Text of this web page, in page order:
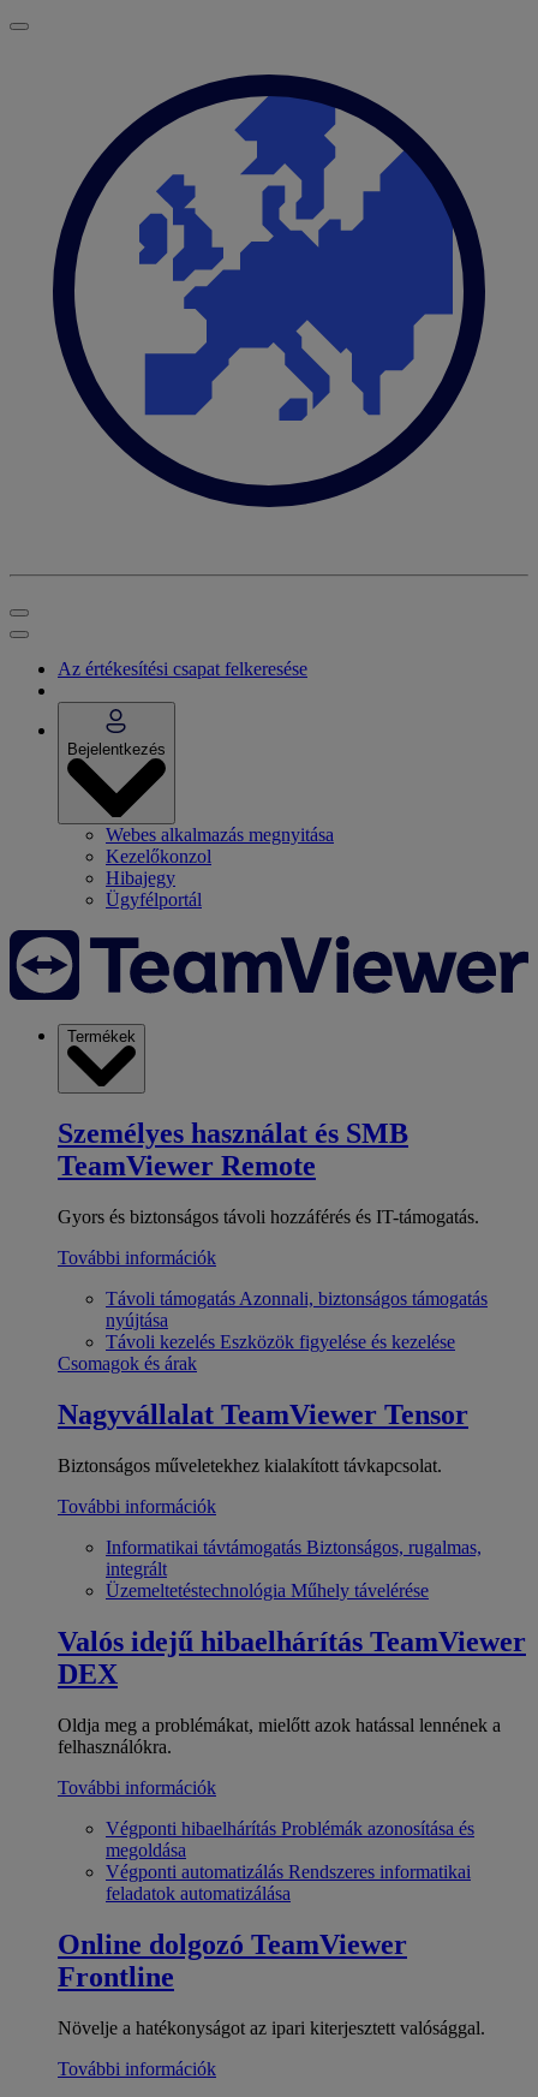
Az értékesítési csapat felkeresése
Bejelentkezés
Webes alkalmazás megnyitása
Kezelőkonzol
Hibajegy
Ügyfélportál
Termékek
Személyes használat és SMB
TeamViewer Remote
Gyors és biztonságos távoli hozzáférés és IT-támogatás.
További információk
Távoli támogatás Azonnali, biztonságos támogatás
nyújtása
Távoli kezelés Eszközök figyelése és kezelése
Csomagok és árak
Nagyvállalat TeamViewer Tensor
Biztonságos műveletekhez kialakított távkapcsolat.
További információk
Informatikai távtámogatás Biztonságos, rugalmas,
integrált
Üzemeltetéstechnológia Műhely távelérése
Valós idejű hibaelhárítás TeamViewer
DEX
Oldja meg a problémákat, mielőtt azok hatással lennének a
felhasználókra.
További információk
Végponti hibaelhárítás Problémák azonosítása és
megoldása
Végponti automatizálás Rendszeres informatikai
feladatok automatizálása
Online dolgozó TeamViewer
Frontline
Növelje a hatékonyságot az ipari kiterjesztett valósággal.
További információk